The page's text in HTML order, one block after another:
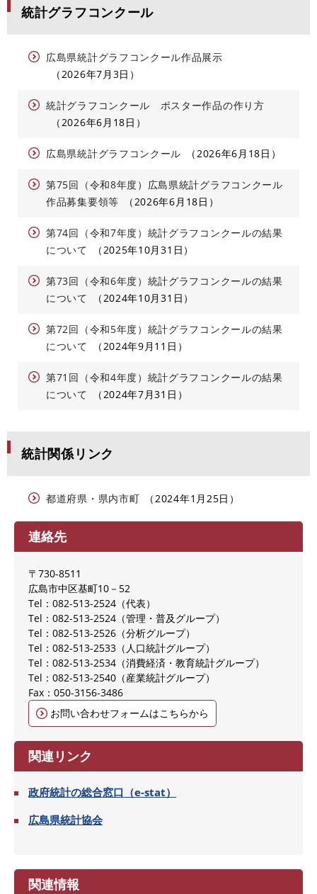
統計グラフコンクール
広島県統計グラフコンクール作品展示
2026年7月3日
統計グラフコンクール ポスター作品の作り方
2026年6月18日
広島県統計グラフコンクール 2026年6月18日
第75回（令和8年度）広島県統計グラフコンクール
作品募集要領等
2026年6月18日
第74回（令和7年度）統計グラフコンクールの結果
について
2025年10月31日
第73回（令和6年度）統計グラフコンクールの結果
について
2024年10月31日
第72回（令和5年度）統計グラフコンクールの結果
について
2024年9月11日
第71回（令和4年度）統計グラフコンクールの結果
について
2024年7月31日
統計関係リンク
都道府県・県内市町 2024年1月25日
連絡先
〒730-8511
広島市中区基町10－52
Tel：082-513‐2524
代表
Tel：082-513-2524
管理・普及グループ
Tel：082-513-2526
分析グループ
Tel：082-513-2533
人口統計グループ
Tel：082-513-2534
消費経済・教育統計グループ
Tel：082-513-2540
産業統計グループ
Fax：050-3156-3486
お問い合わせフォームはこちらから
関連リンク
政府統計の総合窓口（e-stat）
広島県統計協会
関連情報